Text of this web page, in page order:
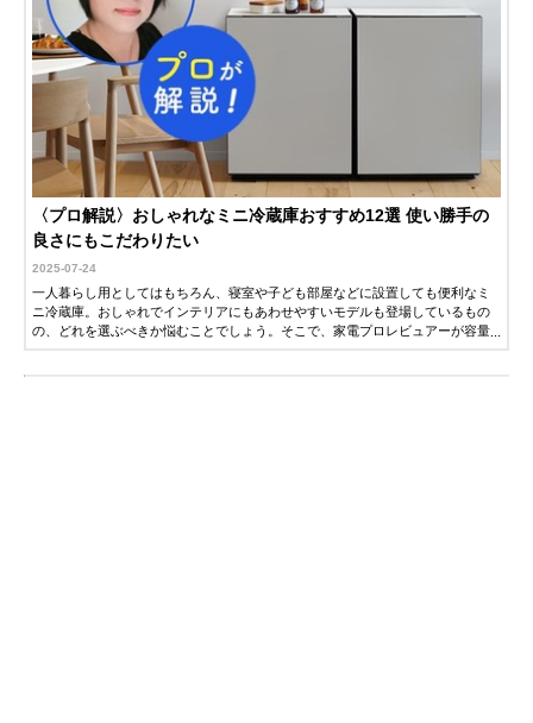
〈プロ解説〉おしゃれなミニ冷蔵庫おすすめ12選 使い勝手の
良さにもこだわりたい
2025-07-24
一人暮らし用としてはもちろん、寝室や子ども部屋などに設置しても便利なミ
ニ冷蔵庫。おしゃれでインテリアにもあわせやすいモデルも登場しているもの
の、どれを選ぶべきか悩むことでしょう。そこで、家電プロレビュアーが容量